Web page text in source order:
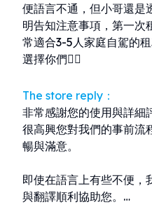
便語言不通，但小哥還是
明告知注意事項，第一次
常適合3-5人家庭自駕的
選擇你們👍🏻
The store reply：
非常感謝您的使用與詳細
很高興您對我們的事前流
暢與滿意。
即使在語言上有些不便，
與翻譯順利協助您。
也謝謝您肯定車輛的乾